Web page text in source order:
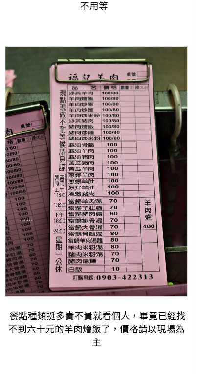
不用等
餐點種類挺多貴不貴就看個人，畢竟已經找
不到六十元的羊肉燴飯了，價格請以現場為
主